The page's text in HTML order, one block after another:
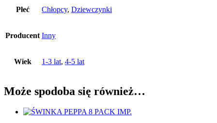
Płeć Chłopcy, Dziewczynki
Producent Inny
Wiek 1-3 lat, 4-5 lat
Może spodoba się również…